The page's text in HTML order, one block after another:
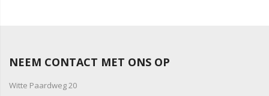
NEEM CONTACT MET ONS OP
Witte Paardweg 20